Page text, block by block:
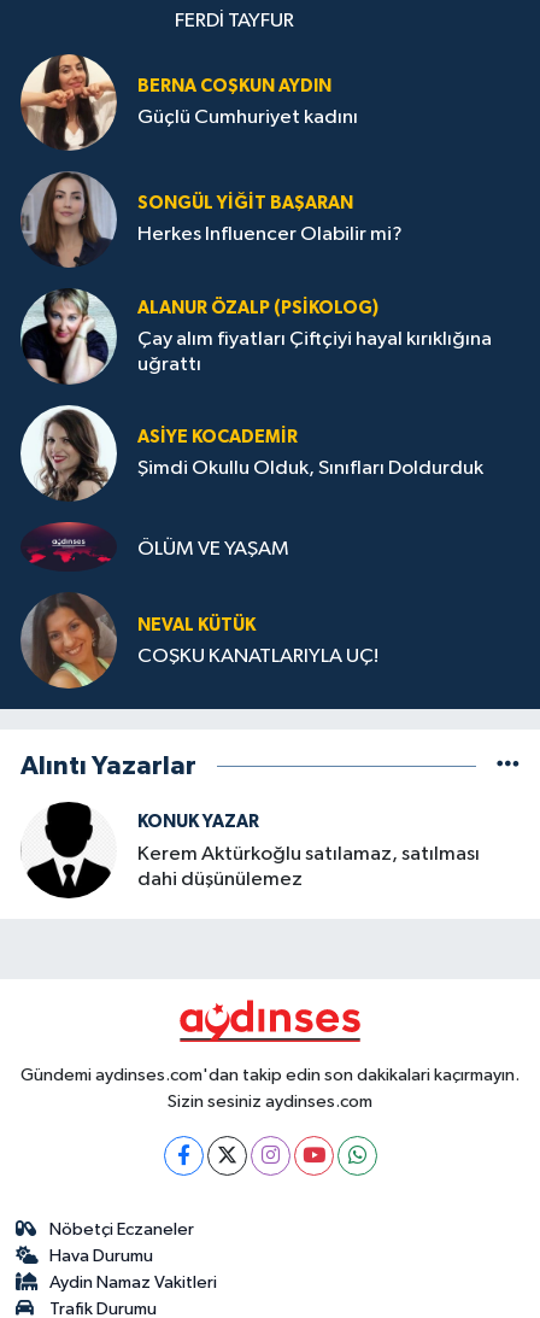
FERDİ TAYFUR
BERNA COŞKUN AYDIN
Güçlü Cumhuriyet kadını
SONGÜL YIĞIT BAŞARAN
Herkes Influencer Olabilir mi?
ALANUR ÖZALP (PSIKOLOG)
Çay alım fiyatları Çiftçiyi hayal kırıklığına
uğrattı
ASIYE KOCADEMİR
Şimdi Okullu Olduk, Sınıfları Doldurduk
ÖLÜM VE YAŞAM
NEVAL KÜTÜK
COŞKU KANATLARIYLA UÇ!
Alıntı Yazarlar
KONUK YAZAR
Kerem Aktürkoğlu satılamaz, satılması
dahi düşünülemez
Gündemi aydinses.com'dan takip edin son dakikalari kaçırmayın.
Sizin sesiniz aydinses.com
Nöbetçi Eczaneler
Hava Durumu
Aydin Namaz Vakitleri
Trafik Durumu